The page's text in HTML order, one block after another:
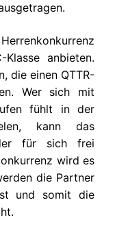
anbieten.
die einen QTTR-
Wer sich mit
fühlt in der
kann das
für sich frei
wird es
die Partner
und somit die